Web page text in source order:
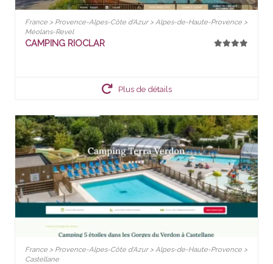
France > Provence-Alpes-Côte d'Azur > Alpes-de-Haute-Provence >
Méolans-Revel
CAMPING RIOCLAR
Plus de détails
France > Provence-Alpes-Côte d'Azur > Alpes-de-Haute-Provence >
Castellane